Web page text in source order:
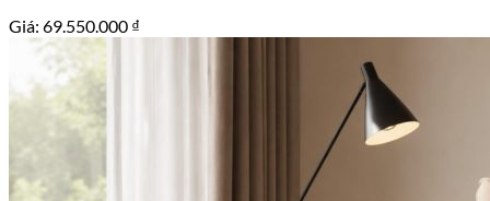
Giá: 69.550.000 ₫